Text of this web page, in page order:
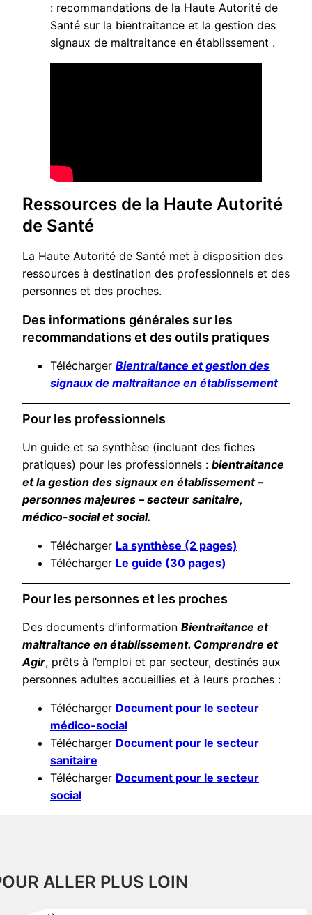
: recommandations de la Haute Autorité de
Santé sur la bientraitance et la gestion des
signaux de maltraitance en établissement .
Ressources de la Haute Autorité
de Santé
La Haute Autorité de Santé met à disposition des
ressources à destination des professionnels et des
personnes et des proches.
Des informations générales sur les
recommandations et des outils pratiques
Télécharger Bientraitance et gestion des
signaux de maltraitance en établissement
Pour les professionnels
Un guide et sa synthèse (incluant des fiches
pratiques) pour les professionnels : bientraitance
et la gestion des signaux en établissement –
personnes majeures – secteur sanitaire,
médico-social et social.
Télécharger La synthèse (2 pages)
Télécharger Le guide (30 pages)
Pour les personnes et les proches
Des documents d’information Bientraitance et
maltraitance en établissement. Comprendre et
Agir, prêts à l’emploi et par secteur, destinés aux
personnes adultes accueillies et à leurs proches :
Télécharger Document pour le secteur
médico-social
Télécharger Document pour le secteur
sanitaire
Télécharger Document pour le secteur
social
ALLER PLUS LOIN